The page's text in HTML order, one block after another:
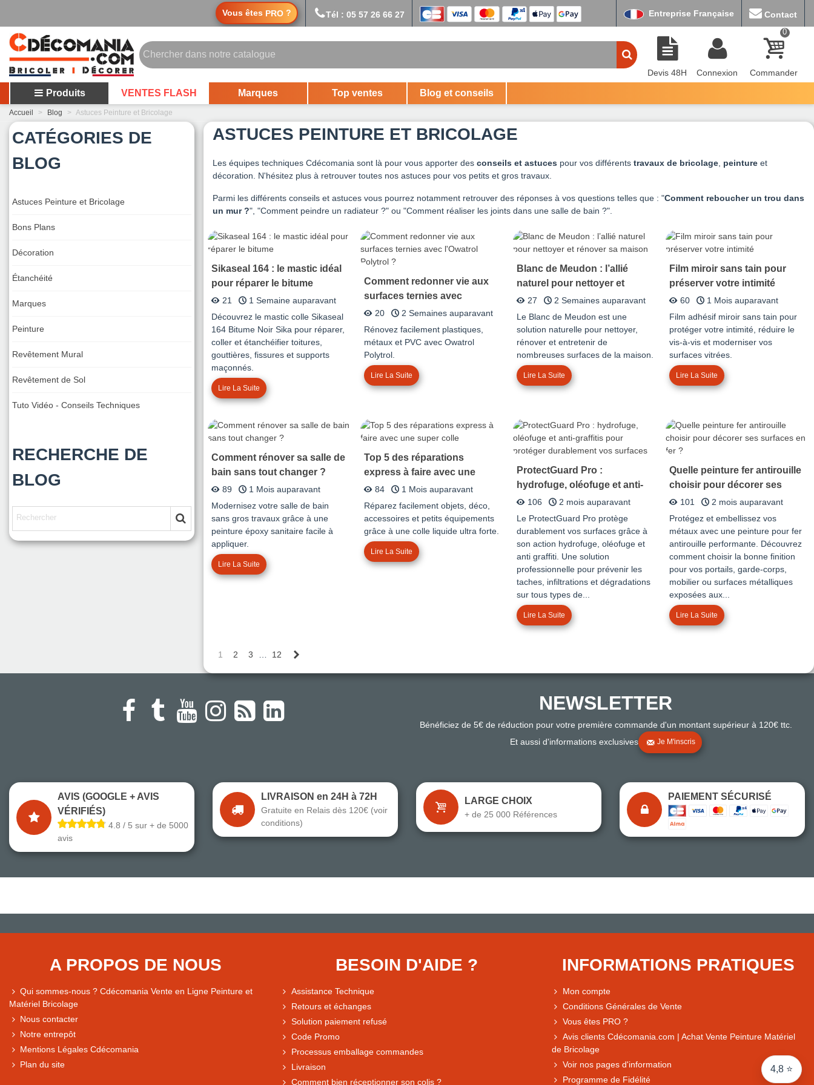
Vous êtes PRO ? Tél : 05 57 26 66 27 Entreprise Française Contact
Devis 48H Connexion
0
Commander
Produits VENTES FLASH Marques Top ventes Blog et conseils
Accueil > Blog > Astuces Peinture et Bricolage
CATÉGORIES DE
BLOG
Astuces Peinture et Bricolage
Bons Plans
Décoration
Étanchéité
Marques
Peinture
Revêtement Mural
Revêtement de Sol
Tuto Vidéo - Conseils Techniques
RECHERCHE DE
BLOG
ASTUCES PEINTURE ET BRICOLAGE
Les équipes techniques Cdécomania sont là pour vous apporter des conseils et astuces pour vos différents travaux de bricolage peinture et
décoration. N'hésitez plus à retrouver toutes nos astuces pour vos petits et gros travaux.
Parmi les différents conseils et astuces vous pourrez notamment retrouver des réponses à vos questions telles que : "Comment reboucher un trou dans
un mur ?", "Comment peindre un radiateur ?" ou "Comment réaliser les joints dans une salle de bain ?".
Sikaseal 164 : le mastic idéal
pour réparer le bitume
21
1 Semaine auparavant
Découvrez le mastic colle Sikaseal
164 Bitume Noir Sika pour réparer,
coller et étanchéifier toitures,
gouttières, fissures et supports
maçonnés.
Lire La Suite
Comment redonner vie aux
surfaces ternies avec
l'Owatrol Polytrol ?
20
2 Semaines auparavant
Rénovez facilement plastiques,
métaux et PVC avec Owatrol
Polytrol.
Lire La Suite
Blanc de Meudon : l’allié
naturel pour nettoyer et
rénover sa maison
27
2 Semaines auparavant
Le Blanc de Meudon est une
solution naturelle pour nettoyer,
rénover et entretenir de
nombreuses surfaces de la maison.
Lire La Suite
Film miroir sans tain pour
préserver votre intimité
60
1 Mois auparavant
Film adhésif miroir sans tain pour
protéger votre intimité, réduire le
vis-à-vis et moderniser vos
surfaces vitrées.
Lire La Suite
Comment rénover sa salle de
bain sans tout changer ?
89
1 Mois auparavant
Modernisez votre salle de bain
sans gros travaux grâce à une
peinture époxy sanitaire facile à
appliquer.
Lire La Suite
Top 5 des réparations
express à faire avec une
super colle
84
1 Mois auparavant
Réparez facilement objets, déco,
accessoires et petits équipements
grâce à une colle liquide ultra forte.
Lire La Suite
ProtectGuard Pro :
hydrofuge, oléofuge et anti-
graffitis pour protéger
durablement vos surfaces
106
2 mois auparavant
Le ProtectGuard Pro protège
durablement vos surfaces grâce à
son action hydrofuge, oléofuge et
anti graffiti. Une solution
professionnelle pour prévenir les
taches, infiltrations et dégradations
sur tous types de...
Lire La Suite
Quelle peinture fer antirouille
choisir pour décorer ses
surfaces en fer ?
101
2 mois auparavant
Protégez et embellissez vos
métaux avec une peinture pour fer
antirouille performante. Découvrez
comment choisir la bonne finition
pour vos portails, garde-corps,
mobilier ou surfaces métalliques
exposées aux...
Lire La Suite
1 2 3 12
4,8 ⭐
● Exceptionnel
● Exceptionnel
CB, PayPal 4x, Google Pay, Apple Pay, Alma
NEWSLETTER
Bénéficiez de 5€ de réduction pour votre première commande d'un montant supérieur à 120€ ttc.
Et aussi d'informations exclusives
Je M'inscris
AVIS (GOOGLE + AVIS
VÉRIFIÉS)
4.8 / 5 sur + de 5000
avis
LIVRAISON en 24H à 72H
Gratuite en Relais dès 120€ (voir
conditions)
LARGE CHOIX
+ de 25 000 Références
PAIEMENT SÉCURISÉ
A PROPOS DE NOUS
Qui sommes-nous ? Cdécomania Vente en Ligne Peinture et
Matériel Bricolage
Nous contacter
Notre entrepôt
Mentions Légales Cdécomania
Plan du site
BESOIN D'AIDE ?
Assistance Technique
Retours et échanges
Solution paiement refusé
Code Promo
Processus emballage commandes
Livraison
Comment bien réceptionner son colis ?
INFORMATIONS PRATIQUES
Mon compte
Conditions Générales de Vente
Vous êtes PRO ?
Avis clients Cdécomania.com | Achat Vente Peinture Matériel
de Bricolage
Voir nos pages d'information
Programme de Fidélité